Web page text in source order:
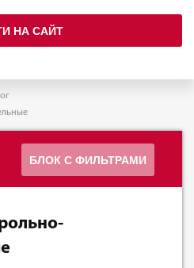
НА САЙТ
БЛОК С ФИЛЬТРАМИ